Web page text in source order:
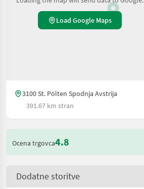
Load Google Maps
3100 St. Pölten Spodnja Avstrija
391.67 km stran
Ocena trgovca4.8
Dodatne storitve